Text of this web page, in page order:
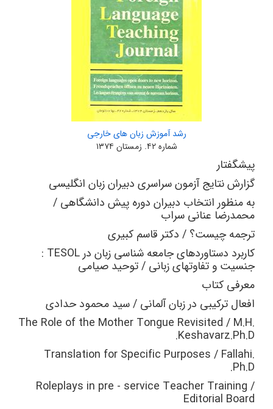
رشد آموزش زبان‌ های خارجی
شماره ۴۲. زمستان ۱۳۷۴
پیشگفتار
گزارش نتایج آزمون سراسری دبیران زبان انگلیسی
به منظور انتخاب دبیران دوره پیش دانشگاهی /
محمدرضا عنانی سراب
ترجمه چیست؟ / دکتر قاسم کبیری
کاربرد دستاوردهای جامعه شناسی زبان در TESOL
:
جنسیت و تفاوتهای زبانی / توحید صیامی
معرفی کتاب
افعال ترکیبی در زبان آلمانی / سید محمود حدادی
The Role of the Mother Tongue Revisited / M.H.
Keshavarz.Ph.D.
Translation for Specific Purposes / Fallahi.
Ph.D.
Roleplays in pre - service Teacher Training /
Editorial Board